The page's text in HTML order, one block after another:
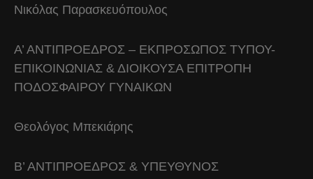
Νικόλας Παρασκευόπουλος
Α’ ΑΝΤΙΠΡΟΕΔΡΟΣ – ΕΚΠΡΟΣΩΠΟΣ ΤΥΠΟΥ-
ΕΠΙΚΟΙΝΩΝΙΑΣ & ΔΙΟΙΚΟΥΣΑ ΕΠΙΤΡΟΠΗ
ΠΟΔΟΣΦΑΙΡΟΥ ΓΥΝΑΙΚΩΝ
Θεολόγος Μπεκιάρης
Β’ ΑΝΤΙΠΡΟΕΔΡΟΣ & ΥΠΕΥΘΥΝΟΣ